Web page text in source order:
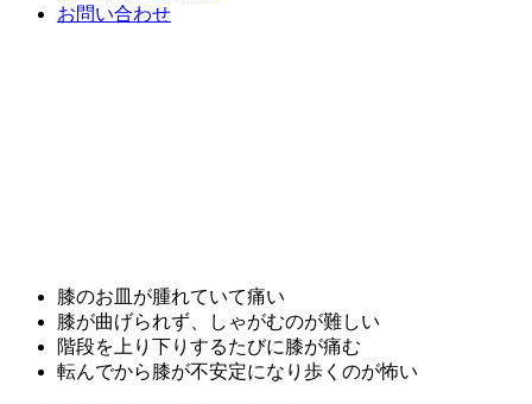
お問い合わせ
膝のお皿が腫れていて痛い
膝が曲げられず、しゃがむのが難しい
階段を上り下りするたびに膝が痛む
転んでから膝が不安定になり歩くのが怖い